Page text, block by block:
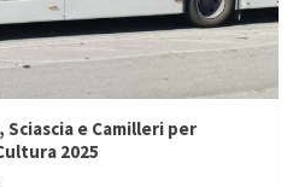
e Camilleri per
2025